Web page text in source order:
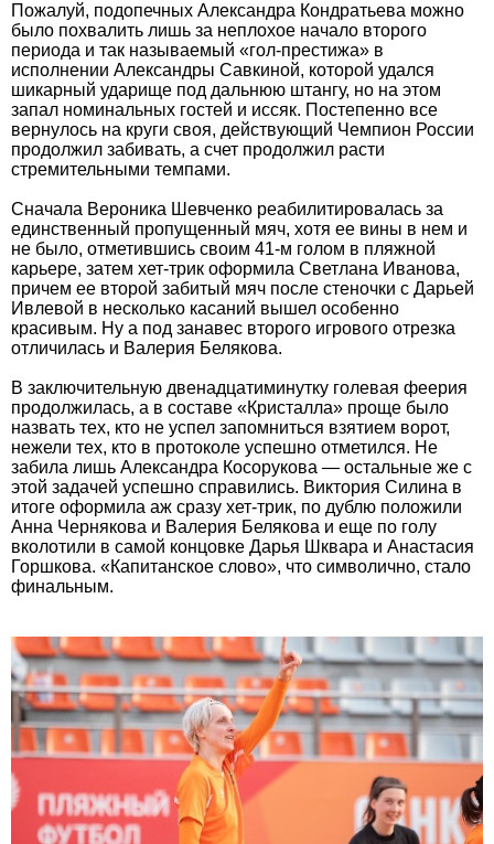
Пожалуй, подопечных Александра Кондратьева можно
было похвалить лишь за неплохое начало второго
периода и так называемый «гол-престижа» в
исполнении Александры Савкиной, которой удался
шикарный ударище под дальнюю штангу, но на этом
запал номинальных гостей и иссяк. Постепенно все
вернулось на круги своя, действующий Чемпион России
продолжил забивать, а счет продолжил расти
стремительными темпами.
Сначала Вероника Шевченко реабилитировалась за
единственный пропущенный мяч, хотя ее вины в нем и
не было, отметившись своим 41-м голом в пляжной
карьере, затем хет-трик оформила Светлана Иванова,
причем ее второй забитый мяч после стеночки с Дарьей
Ивлевой в несколько касаний вышел особенно
красивым. Ну а под занавес второго игрового отрезка
отличилась и Валерия Белякова.
В заключительную двенадцатиминутку голевая феерия
продолжилась, а в составе «Кристалла» проще было
назвать тех, кто не успел запомниться взятием ворот,
нежели тех, кто в протоколе успешно отметился. Не
забила лишь Александра Косорукова — остальные же с
этой задачей успешно справились. Виктория Силина в
итоге оформила аж сразу хет-трик, по дублю положили
Анна Чернякова и Валерия Белякова и еще по голу
вколотили в самой концовке Дарья Шквара и Анастасия
Горшкова. «Капитанское слово», что символично, стало
финальным.